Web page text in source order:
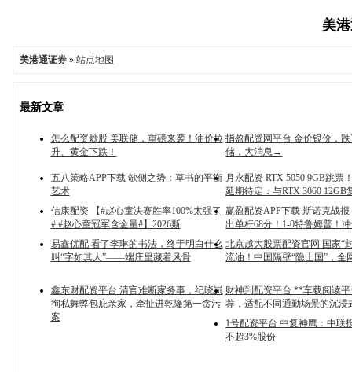
美
美港通证券» 站点地图
最新文章
怎么配资炒股 美联储，重磅来袭！油价拉
升、黄金下跌！
指盈配资网平台 金价银价，
储，大消息→
五八策略APP下载 欹侧之势：草书的平衡
艺术
月永配资 RTX 5050 9GB跳票
延期待定：与RTX 3060 12GB
信康配资 【#赵心童决赛胜率100%太强了
# #赵心童冠军含金量#】2026斯
赢盈配资APP下载 斯诺克战
出单杆68分！1-0特鲁姆普！
易鑫优配 看了李琳的书法，终于明白什么
叫“字如其人”——端庄里藏着风骨
北京越大股票配资官网 国家“
流油！中国隔壁“隐士国”，全
鑫东财配资平台 清官难断家务事，纪晓岚
徇私舞弊包庇亲家，牵扯进乾隆第一贪污
案
财神到配资平台 **车载阅读平
荐，适配不同通勤场景的沉浸
1号配资平台 中复神鹰：中联
不超3%股份